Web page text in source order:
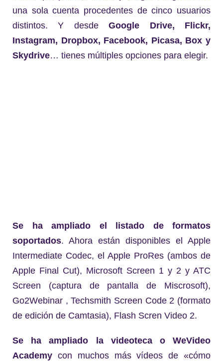
una sola cuenta procedentes de cinco usuarios
distintos. Y desdeGoogle Drive, Flickr,
Instagram, Dropbox, Facebook, Picasa, Box y
Skydrive… tienes múltiples opciones para elegir.
Se ha ampliado el listado de formatos
soportados. Ahora están disponibles el Apple
Intermediate Codec, el Apple ProRes (ambos de
Apple Final Cut), Microsoft Screen 1 y 2 y ATC
Screen (captura de pantalla de Miscrosoft),
Go2Webinar , Techsmith Screen Code 2 (formato
de edición de Camtasia), Flash Scren Video 2.
Se ha ampliado la videoteca o WeVideo
Academy con muchos más vídeos de «cómo